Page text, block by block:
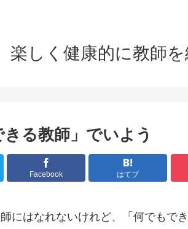
楽しく健康的に教師
きる教師」でいよう
Facebook はてブ
にはなれないけれど、「何でもで